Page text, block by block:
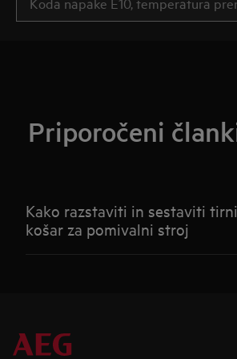
Priporočeni
Kako razstaviti in sestaviti
košar za pomivalni stroj